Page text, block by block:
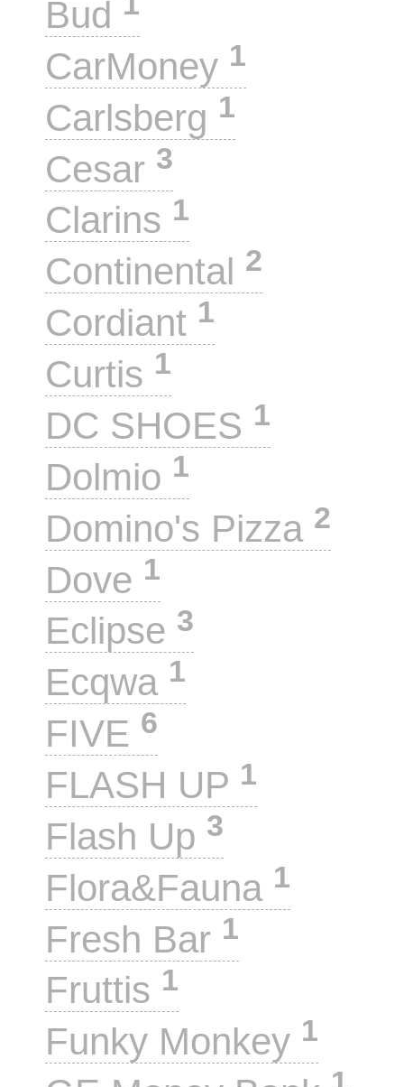
Bud
CarMoney 1
Carlsberg 1
Cesar 3
Clarins 1
Continental 2
Cordiant 1
Curtis 1
DC SHOES 1
Dolmio 1
Domino's Pizza 2
Dove 1
Eclipse 3
Ecqwa 1
FIVE 6
FLASH UP 1
Flash Up 3
Flora&Fauna 1
Fresh Bar 1
Fruttis 1
Funky Monkey 1